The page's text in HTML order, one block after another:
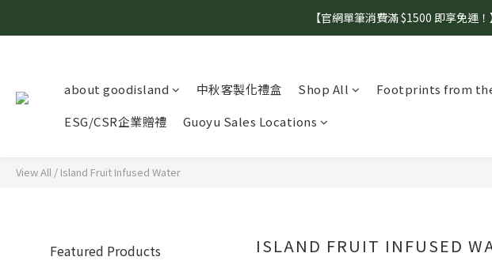
【盛夏補水 生活指
【官網單筆消費滿 $1500 即享免運
about goodisland 中秋客製化禮盒 Shop All Footprints from
ESG/CSR企業贈禮
Guoyu Sales Locations
View All / Island Fruit Infused Water
Featured Products
ISLAND FRUIT INFUSED